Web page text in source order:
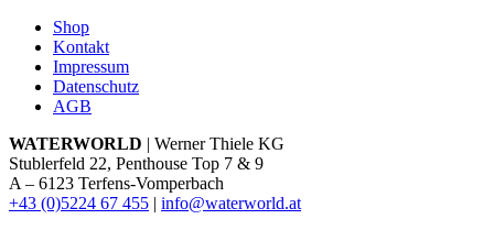
Shop
Kontakt
Impressum
Datenschutz
AGB
WATERWORLD | Werner Thiele KG
Stublerfeld 22, Penthouse Top 7 & 9
A – 6123 Terfens-Vomperbach
+43 (0)5224 67 455 | info@waterworld.at